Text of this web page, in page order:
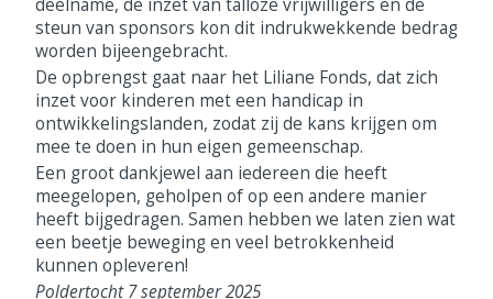
deelname, de inzet van talloze vrijwilligers en de
steun van sponsors kon dit indrukwekkende bedrag
worden bijeengebracht.
De opbrengst gaat naar het Liliane Fonds, dat zich
inzet voor kinderen met een handicap in
ontwikkelingslanden, zodat zij de kans krijgen om
mee te doen in hun eigen gemeenschap.
Een groot dankjewel aan iedereen die heeft
meegelopen, geholpen of op een andere manier
heeft bijgedragen. Samen hebben we laten zien wat
een beetje beweging en veel betrokkenheid
kunnen opleveren!
Poldertocht 7 september 2025